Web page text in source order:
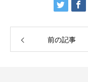
前の記事